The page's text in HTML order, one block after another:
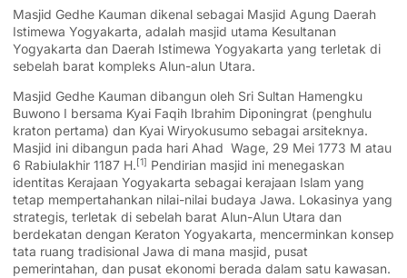
Masjid Gedhe Kauman dikenal sebagai Masjid Agung Daerah
Istimewa Yogyakarta, adalah masjid utama Kesultanan
Yogyakarta dan Daerah Istimewa Yogyakarta yang terletak di
sebelah barat kompleks Alun-alun Utara.
Masjid Gedhe Kauman dibangun oleh Sri Sultan Hamengku
Buwono I bersama Kyai Faqih Ibrahim Diponingrat (penghulu
kraton pertama) dan Kyai Wiryokusumo sebagai arsiteknya.
Masjid ini dibangun pada hari Ahad Wage, 29 Mei 1773 M atau
6 Rabiulakhir 1187 H. [1] Pendirian masjid ini menegaskan
identitas Kerajaan Yogyakarta sebagai kerajaan Islam yang
tetap mempertahankan nilai-nilai budaya Jawa. Lokasinya yang
strategis, terletak di sebelah barat Alun-Alun Utara dan
berdekatan dengan Keraton Yogyakarta, mencerminkan konsep
tata ruang tradisional Jawa di mana masjid, pusat
pemerintahan, dan pusat ekonomi berada dalam satu kawasan.